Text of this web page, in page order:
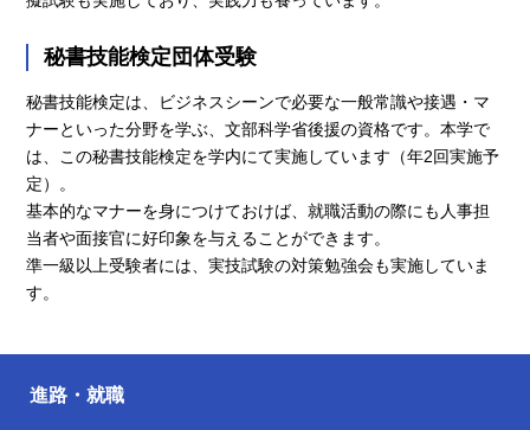
秘書技能検定団体受験
秘書技能検定は、ビジネスシーンで必要な一般常識や接遇・マ
ナーといった分野を学ぶ、文部科学省後援の資格です。本学で
は、この秘書技能検定を学内にて実施しています（年2回実施予
定）。
基本的なマナーを身につけておけば、就職活動の際にも人事担
当者や面接官に好印象を与えることができます。
準一級以上受験者には、実技試験の対策勉強会も実施していま
す。
進路・就職